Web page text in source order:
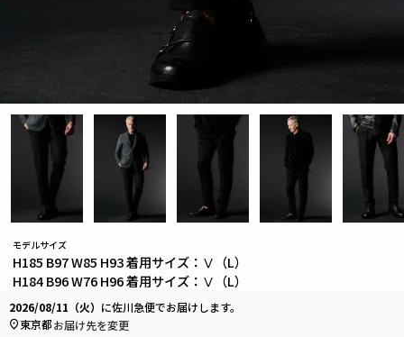
モデルサイズ
H185 B97 W85 H93 着用サイズ：Ⅴ（L）
H184 B96 W76 H96 着用サイズ：Ⅴ（L）
2026/08/11（火） に佐川急便でお届けします。
東京都お届け先を変更